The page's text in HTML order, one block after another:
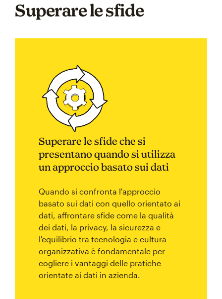
Superare le sfide
Superare le sfide che si
presentano quando si utilizza
un approccio basato sui dati
Quando si confronta l'approccio
basato sui dati con quello orientato ai
dati, affrontare sfide come la qualità
dei dati, la privacy, la sicurezza e
l'equilibrio tra tecnologia e cultura
organizzativa è fondamentale per
cogliere i vantaggi delle pratiche
orientate ai dati in azienda.